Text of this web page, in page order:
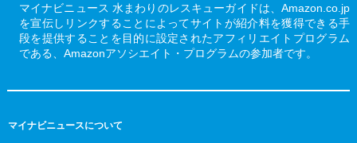
マイナビニュース 水まわりのレスキューガイドは、Amazon.co.jp
を宣伝しリンクすることによってサイトが紹介料を獲得できる手
段を提供することを目的に設定されたアフィリエイトプログラム
である、Amazonアソシエイト・プログラムの参加者です。
マイナビニュースについて